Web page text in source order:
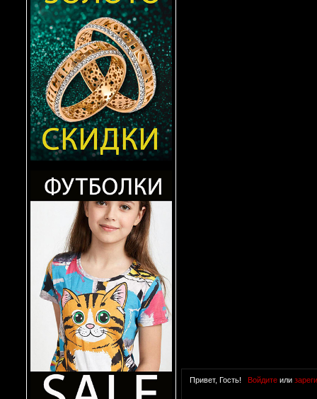
Привет, Гость! Войдитеили